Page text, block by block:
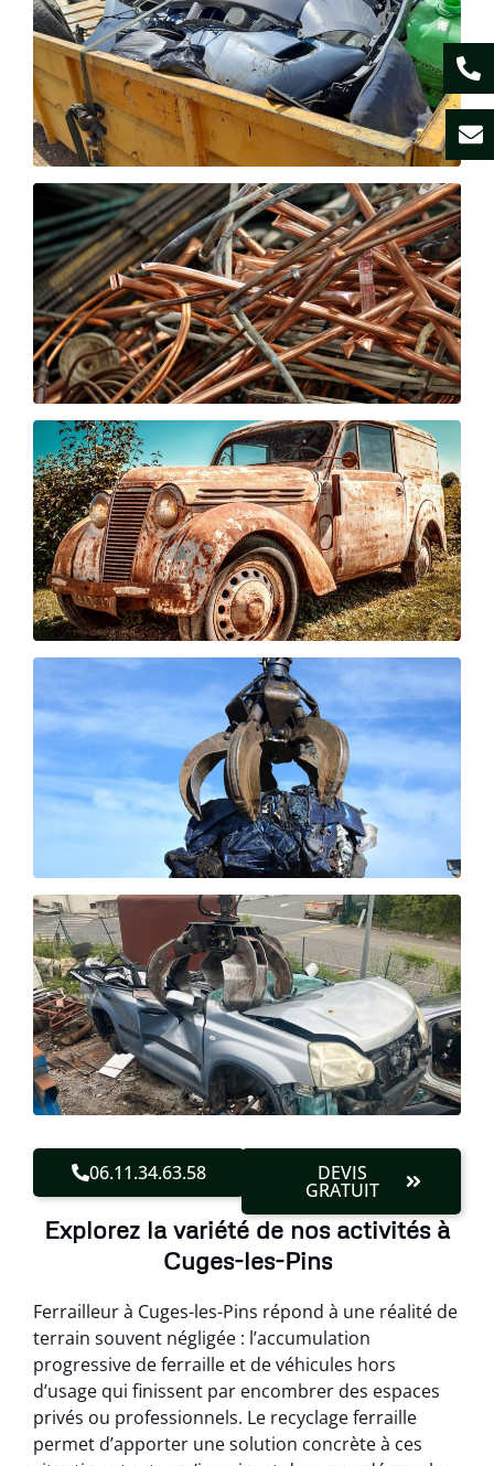
06.11.34.63.58 DEVIS
GRATUIT
Explorez la variété de nos activités à
Cuges-les-Pins
Ferrailleur à Cuges-les-Pins répond à une réalité de
terrain souvent négligée : l’accumulation
progressive de ferraille et de véhicules hors
d’usage qui finissent par encombrer des espaces
privés ou professionnels. Le recyclage ferraille
permet d’apporter une solution concrète à ces